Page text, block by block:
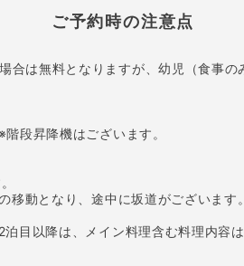
ご予約時の注意点
合は無料となりますが、幼児（食事
段昇降機はございます。
動となり、途中に坂道がございます。
目以降は、メイン料理含む料理内容